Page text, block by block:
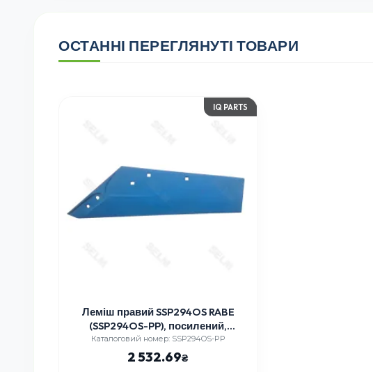
ОСТАННІ ПЕРЕГЛЯНУТІ ТОВАРИ
IQ PARTS
Леміш правий SSP294OS RABE
(SSP294OS-PP), посилений,
борована сталь (Австрія)
Каталоговий номер: SSP294OS-PP
2 532.69